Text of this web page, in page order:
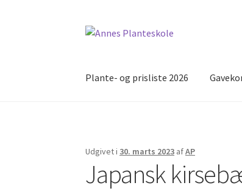
Spring
Spring
Plante- og prisliste 2026
Udgivet i 30. marts 2023 afAP
Japansk